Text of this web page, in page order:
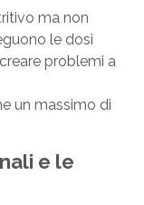
ma non
le dosi
problemi a
un massimo di
e le